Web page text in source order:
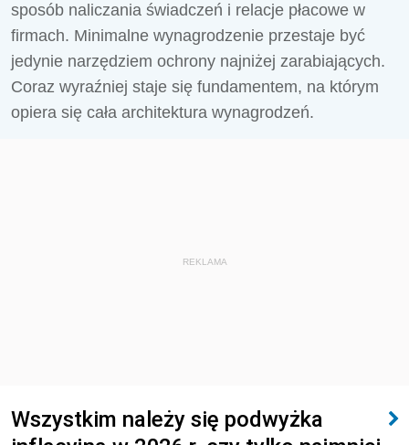
sposób naliczania świadczeń i relacje płacowe w
firmach. Minimalne wynagrodzenie przestaje być
jedynie narzędziem ochrony najniżej zarabiających.
Coraz wyraźniej staje się fundamentem, na którym
opiera się cała architektura wynagrodzeń.
REKLAMA
Wszystkim należy się podwyżka